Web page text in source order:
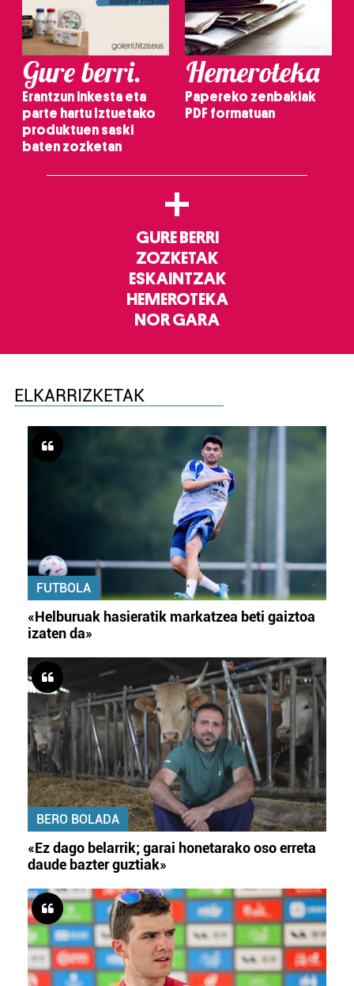
Gure berri.
Erantzun inkesta eta
parte hartu Iztuetako
produktuen saski
baten zozketan
Hemeroteka
Papereko zenbakiak
PDF formatuan
+
GURE BERRI
ZOZKETAK
ESKAINTZAK
HEMEROTEKA
NOR GARA
ELKARRIZKETAK
FUTBOLA
«Helburuak hasieratik markatzea beti gaiztoa
izaten da»
BERO BOLADA
«Ez dago belarrik; garai honetarako oso erreta
daude bazter guztiak»